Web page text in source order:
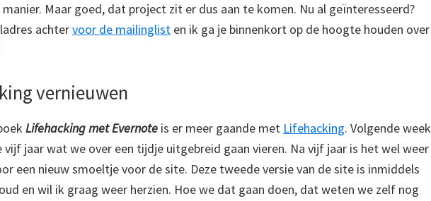
manier. Maar goed, dat project zit er dus aan te komen. Nu al geïnteresseerd?
achtervoor de mailinglist en ik ga je binnenkort op de hoogte houden over
vernieuwen
Lifehacking met Evernote is er meer gaande met Lifehacking. Volgende week
vijf jaar wat we over een tijdje uitgebreid gaan vieren. Na vijf jaar is het wel weer
een nieuw smoeltje voor de site. Deze tweede versie van de site is inmiddels
en wil ik graag weer herzien. Hoe we dat gaan doen, dat weten we zelf nog